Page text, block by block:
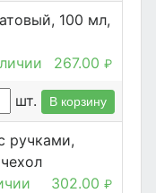
100 мл,
267.00 ₽
шт. В корзину
ручками,
302.00 ₽